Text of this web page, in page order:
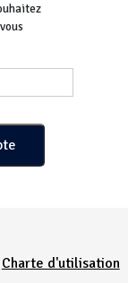
Charte d'utilisation